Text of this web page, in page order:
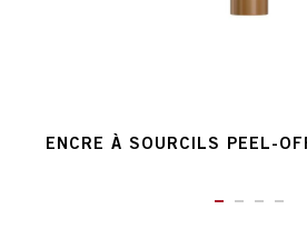
ENCRE À SOURCILS PEEL-